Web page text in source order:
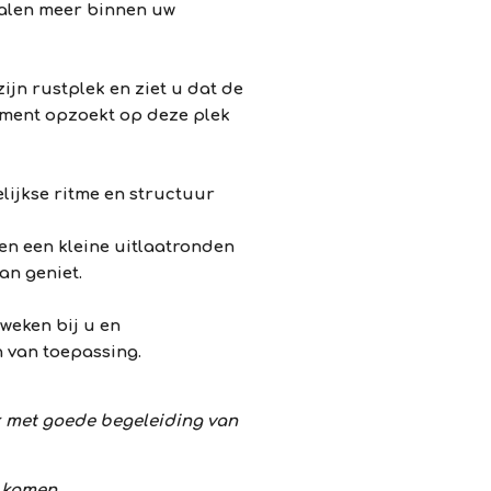
meer binnen uw
rustplek en ziet u dat de
opzoekt op deze plek
ritme en structuur
een kleine uitlaatronden
geniet.
bij u en
toepassing.
goede begeleiding van